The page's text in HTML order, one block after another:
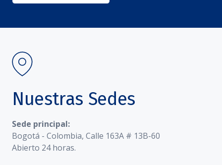
Nuestras Sedes
Sede principal:
Bogotá - Colombia, Calle 163A # 13B-60
Abierto 24 horas.